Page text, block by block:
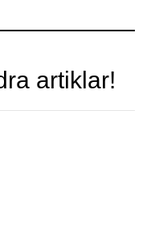
artiklar!